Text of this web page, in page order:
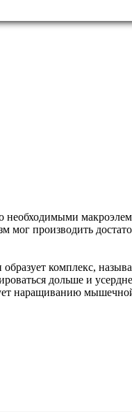
необходимыми
мог производить
комплекс,
дольше и
наращиванию